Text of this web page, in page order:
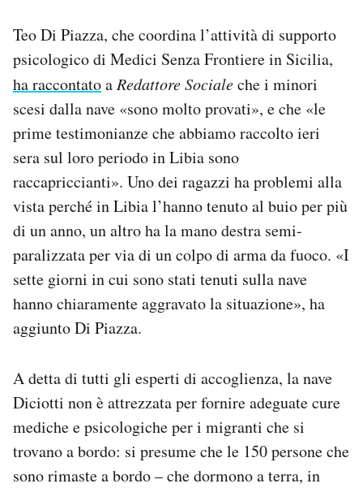
Teo Di Piazza, che coordina l’attività di supporto
psicologico di Medici Senza Frontiere in Sicilia,
ha raccontatoaRedattore Socialeche i minori
scesi dalla nave «sono molto provati», e che «le
prime testimonianze che abbiamo raccolto ieri
sera sul loro periodo in Libia sono
raccapriccianti». Uno dei ragazzi ha problemi alla
vista perché in Libia l’hanno tenuto al buio per più
di un anno, un altro ha la mano destra semi-
paralizzata per via di un colpo di arma da fuoco. «I
sette giorni in cui sono stati tenuti sulla nave
hanno chiaramente aggravato la situazione», ha
aggiunto Di Piazza.
A detta di tutti gli esperti di accoglienza, la nave
Diciotti non è attrezzata per fornire adeguate cure
mediche e psicologiche per i migranti che si
trovano a bordo: si presume che le 150 persone che
sono rimaste a bordo – che dormono a terra, in